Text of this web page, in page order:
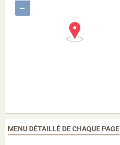
−
MENU DÉTAILLÉ DE CHAQUE PAGE